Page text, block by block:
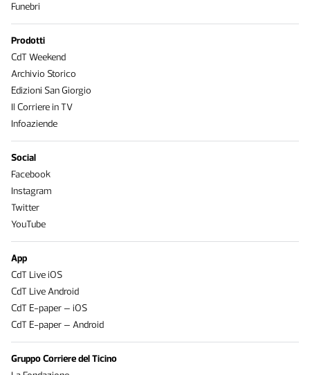
Funebri
Prodotti
CdT Weekend
Archivio Storico
Edizioni San Giorgio
Il Corriere in TV
Infoaziende
Social
Facebook
Instagram
Twitter
YouTube
App
CdT Live iOS
CdT Live Android
CdT E-paper – iOS
CdT E-paper – Android
Gruppo Corriere del Ticino